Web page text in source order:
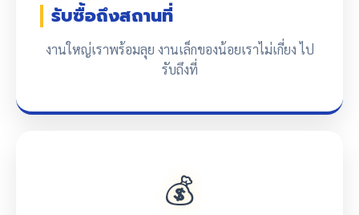
รับซื้อถึงสถานที่
งานใหญ่เราพร้อมลุย งานเล็กของน้อยเราไม่เกี่ยง ไป
รับถึงที่
💰